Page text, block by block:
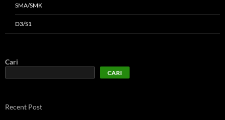
SMA/SMK
D3/S1
Cari
CARI
Recent Post